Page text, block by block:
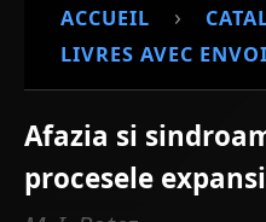
ACCUEIL ›
LIVRES AVEC
Afazia si
procesele